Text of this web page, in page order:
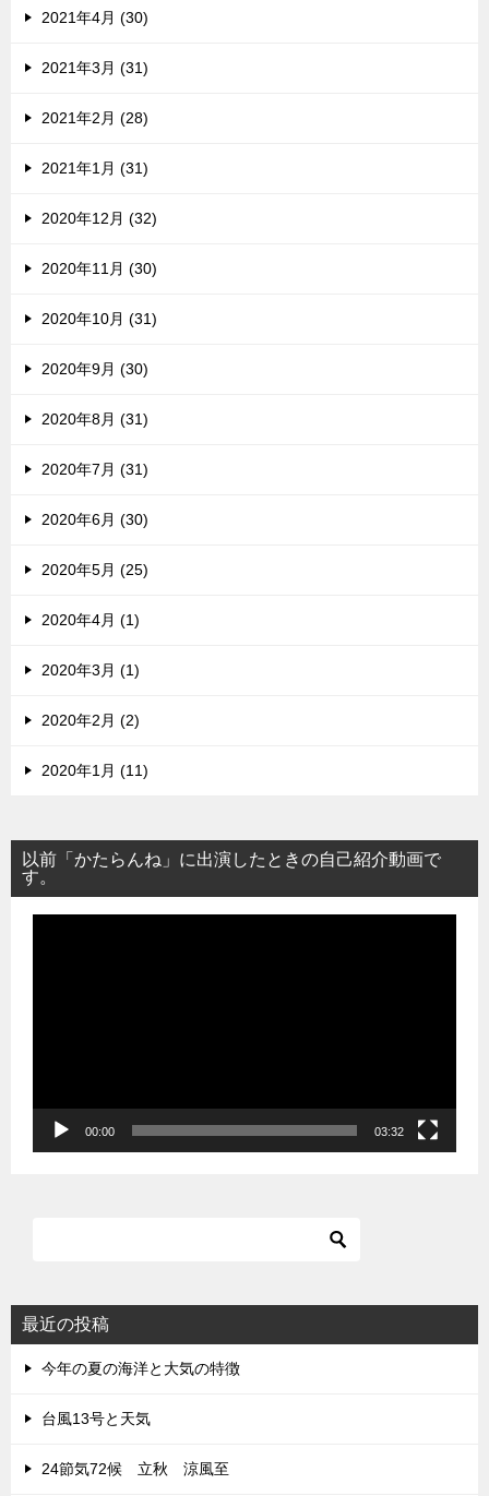
2021年4月 (30)
2021年3月 (31)
2021年2月 (28)
2021年1月 (31)
2020年12月 (32)
2020年11月 (30)
2020年10月 (31)
2020年9月 (30)
2020年8月 (31)
2020年7月 (31)
2020年6月 (30)
2020年5月 (25)
2020年4月 (1)
2020年3月 (1)
2020年2月 (2)
2020年1月 (11)
以前「かたらんね」に出演したときの自己紹介動画で
す。
00:00 03:32
最近の投稿
今年の夏の海洋と大気の特徴
台風13号と天気
24節気72候 立秋 涼風至